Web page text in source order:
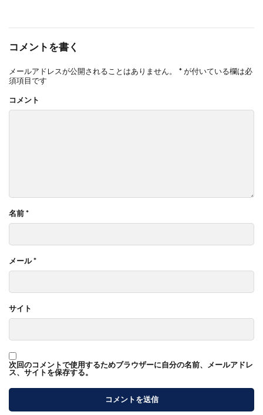
コメントを書く
メールアドレスが公開されることはありません。 *が付いている欄は必
須項目です
コメント
名前*
メール*
サイト
次回のコメントで使用するためブラウザーに自分の名前、メールアドレ
ス、サイトを保存する。